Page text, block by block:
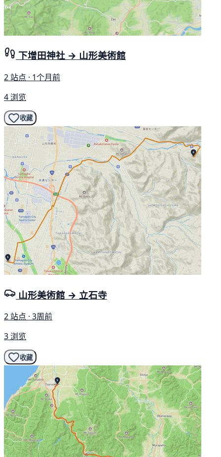
下增田神社 → 山形美術館
2 站点 · 1个月前
4 浏览
收藏
山形美術館 → 立石寺
2 站点 · 3周前
3 浏览
收藏